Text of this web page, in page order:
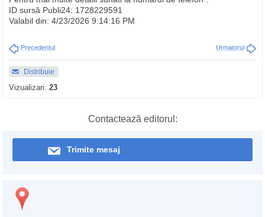
ID sursă Publi24: 1728229591
Valabil din: 4/23/2026 9:14:16 PM
Precedentul Urmatorul
Distribuie
Vizualizari: 23
Contactează editorul:
Trimite mesaj